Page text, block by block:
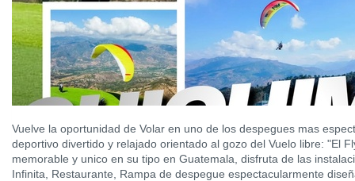
Vuelve la oportunidad de Volar en uno de los despegues mas
deportivo divertido y relajado orientado al gozo del Vuelo libre: "El
memorable y unico en su tipo en Guatemala, disfruta de las
Infinita, Restaurante, Rampa de despegue espectacularmente